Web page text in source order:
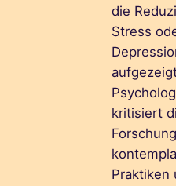
die
Stress
kritisiert
Praktiken